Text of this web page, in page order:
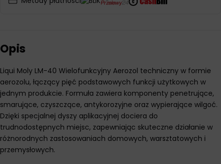
Opis
Liqui Moly LM-40 Wielofunkcyjny Aerozol techniczny w formie
aerozolu, łączący pięć podstawowych funkcji użytkowych w
jednym produkcie. Formuła zawiera komponenty penetrujące,
smarujące, czyszczące, antykorozyjne oraz wypierające wilgoć.
Dzięki specjalnej dyszy aplikacyjnej dociera do
trudnodostępnych miejsc, zapewniając skuteczne działanie w
różnorodnych zastosowaniach domowych, warsztatowych i
przemysłowych.